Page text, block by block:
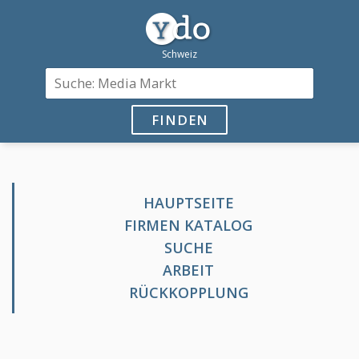
FINDEN
HAUPTSEITE
FIRMEN KATALOG
SUCHE
ARBEIT
RÜCKKOPPLUNG